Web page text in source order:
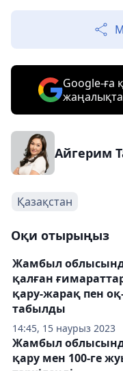
Google-ға
Айгерим
Қазақстан
Оқи отырыңыз
14:45, 15 наурыз 2023
Жамбыл
қалған
қару-жарақ пен
табылды
Жамбыл
қару мен 100-ге